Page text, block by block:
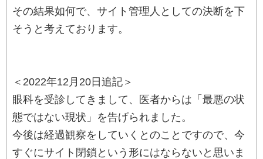
その結果如何で、サイト管理人としての決断を下
そうと考えております。
＜2022年12月20日追記＞
眼科を受診してきまして、医者からは「最悪の状
態ではない現状」を告げられました。
今後は経過観察をしていくとのことですので、今
すぐにサイト閉鎖という形にはならないと思いま